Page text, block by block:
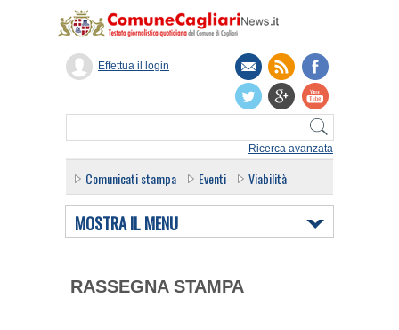
Ricerca avanzata
Effettua il login
Comunicati stampa Eventi Viabilità
MOSTRA IL MENU
RASSEGNA STAMPA